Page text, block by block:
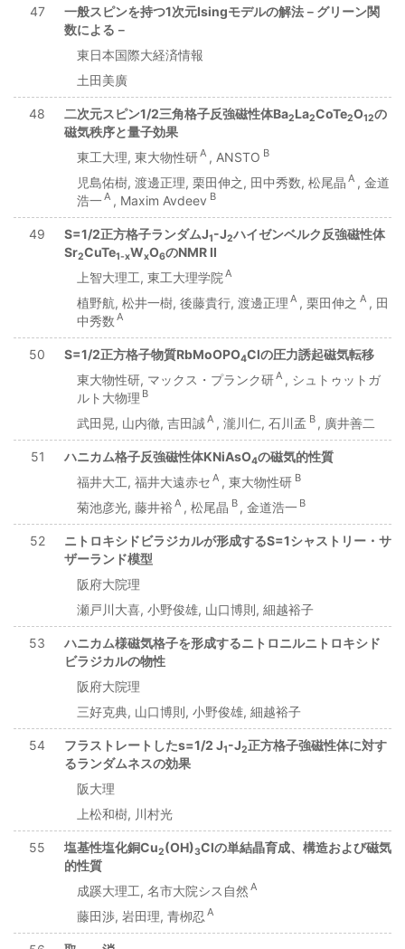
47
一般スピンを持つ1次元Isingモデルの解法－グリーン関
数による－
東日本国際大経済情報
土田美廣
48 二次元スピン1/2三角格子反強磁性体Ba2La2CoTe2O12の
磁気秩序と量子効果
東工大理, 東大物性研A , ANSTO B
児島佑樹, 渡邊正理, 栗田伸之, 田中秀数, 松尾晶 A , 金道
浩一A , Maxim Avdeev B
49 S=1/2正方格子ランダムJ1-J2ハイゼンベルク反強磁性体
Sr2CuTe1-xWxO6のNMR II
上智大理工, 東工大理学院 A
植野航, 松井一樹, 後藤貴行, 渡邊正理 A , 栗田伸之 A , 田
中秀数 A
50 S=1/2正方格子物質RbMoOPO4Clの圧力誘起磁気転移
東大物性研, マックス・プランク研A , シュトゥットガ
ルト大物理 B
武田晃, 山内徹, 吉田誠A , 瀧川仁, 石川孟 B , 廣井善二
51 ハニカム格子反強磁性体KNiAsO4の磁気的性質
福井大工, 福井大遠赤セ A , 東大物性研 B
菊池彦光, 藤井裕 A , 松尾晶 B , 金道浩一 B
52
ニトロキシドビラジカルが形成するS=1シャストリー・サ
ザーランド模型
阪府大院理
瀬戸川大喜, 小野俊雄, 山口博則, 細越裕子
53
ハニカム様磁気格子を形成するニトロニルニトロキシド
ビラジカルの物性
阪府大院理
三好克典, 山口博則, 小野俊雄, 細越裕子
54 フラストレートしたs=1/2 J1-J2正方格子強磁性体に対す
るランダムネスの効果
阪大理
上松和樹, 川村光
55 塩基性塩化銅Cu2(OH)3Clの単結晶育成、構造および磁気
的性質
成蹊大理工, 名市大院シス自然 A
藤田渉, 岩田理, 青栁忍 A